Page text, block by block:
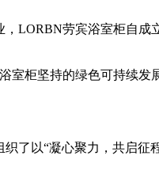
LORBN劳宾浴室柜自成
室柜坚持的绿色可持续
织了以“凝心聚力，共启